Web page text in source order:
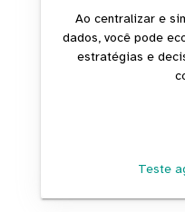
Ao centralizar e
dados, você pode
estratégias e
Teste